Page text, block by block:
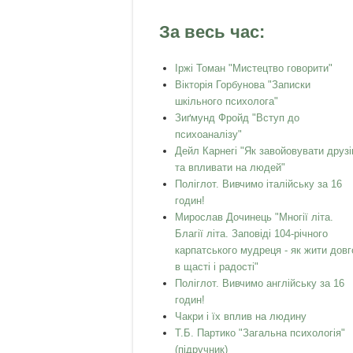
За весь час:
Іржі Томан "Мистецтво говорити"
Вікторія Горбунова "Записки
шкільного психолога"
Зиґмунд Фройд "Вступ до
психоаналізу"
Дейл Карнегі "Як завойовувати
та впливати на людей"
Поліглот. Вивчимо італійську за 16
годин!
Мирослав Дочинець "Многії літа.
Благії літа. Заповіді 104-річного
карпатського мудреця - як жити
в щасті і радості"
Поліглот. Вивчимо англійську за 16
годин!
Чакри і їх вплив на людину
Т.Б. Партико "Загальна психологія"
(підручник)